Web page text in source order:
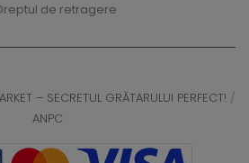
de retragere
– SECRETUL GRĂTARULUI PERFECT! /
ANPC